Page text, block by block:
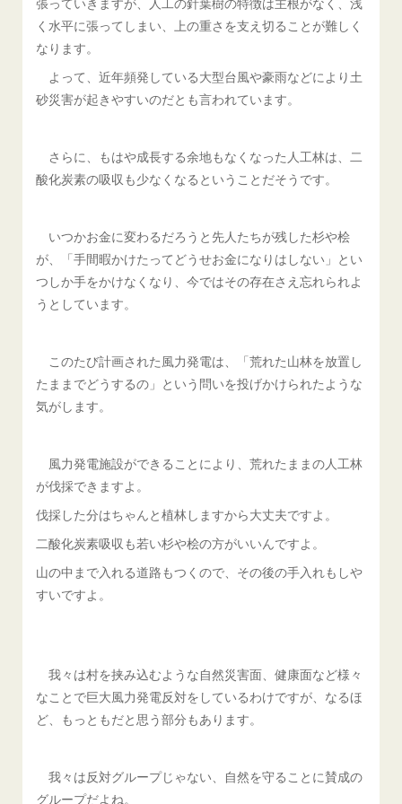
く水平に張ってしまい、上の重さを支え切ることが難しく
なります。
よって、近年頻発している大型台風や豪雨などにより土
砂災害が起きやすいのだとも言われています。
さらに、もはや成長する余地もなくなった人工林は、二
酸化炭素の吸収も少なくなるということだそうです。
いつかお金に変わるだろうと先人たちが残した杉や桧
が、「手間暇かけたってどうせお金になりはしない」とい
つしか手をかけなくなり、今ではその存在さえ忘れられよ
うとしています。
このたび計画された風力発電は、「荒れた山林を放置し
たままでどうするの」という問いを投げかけられたような
気がします。
風力発電施設ができることにより、荒れたままの人工林
が伐採できますよ。
伐採した分はちゃんと植林しますから大丈夫ですよ。
二酸化炭素吸収も若い杉や桧の方がいいんですよ。
山の中まで入れる道路もつくので、その後の手入れもしや
すいですよ。
我々は村を挟み込むような自然災害面、健康面など様々
なことで巨大風力発電反対をしているわけですが、なるほ
ど、もっともだと思う部分もあります。
我々は反対グループじゃない、自然を守ることに賛成の
グループだよね。